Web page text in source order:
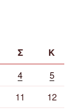
Σ Κ
4
5
11
12